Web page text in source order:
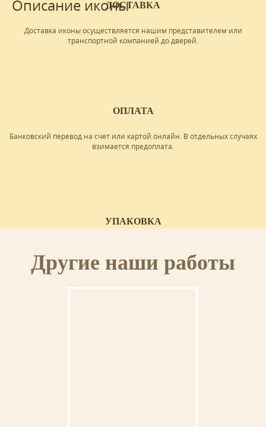
ДОСТАВКА
Доставка иконы осуществляется нашим представителем или
транспортной компанией до дверей.
ОПЛАТА
Банковский перевод на счет или картой онлайн. В отдельных случаях
взимается предоплата.
УПАКОВКА
Описание иконы
Другие наши работы